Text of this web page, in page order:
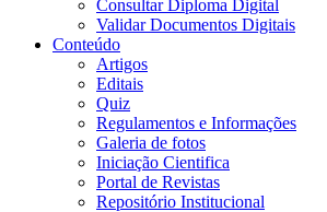
Consultar Diploma Digital
Validar Documentos Digitais
Conteúdo
Artigos
Editais
Quiz
Regulamentos e Informações
Galeria de fotos
Iniciação Cientifica
Portal de Revistas
Repositório Institucional